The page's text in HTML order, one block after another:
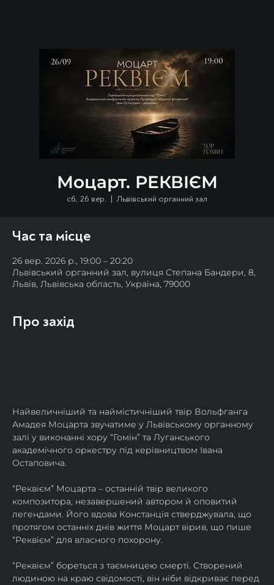
Моцарт. РЕКВІЄМ
сб, 26 вер.
  |
Львівський органний зал
Час та місце
26 вер. 2026 р., 19:00 – 20:20
Львівський органний зал, вулиця Степана Бандери, 8,
Львів, Львівська область, Україна, 79000
Про захід
Найвеличніший та наймістичніший твір Вольфганга
Амадея Моцарта звучатиме у Львівському органному
залі у виконанні хору “Гомін” та Луганського
академічного оркестру під керівництвом Івана
Остаповича.
“Реквієм” Моцарта – останній твір великого
композитора, незавершений автором й оповитий
легендами. Його вдова Констанція стверджувала, що
протягом останніх днів життя Моцарт вірив, що пише
“Реквієм” для власного похорону.
“Реквієм” бореться з таємницею смерті. Створений
людиною на краю свідомості, він ніби відкриває перед